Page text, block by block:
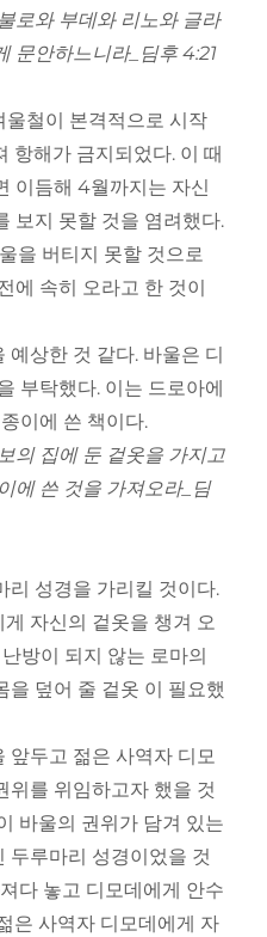
로와 부데와 리노와 글라
문안하느니라_딤후 4:21
철이 본격적으로 시작
항해가 금지되었다. 이 때
이듬해 4월까지는 자신
보지 못할 것을 염려했다.
을 버티지 못할 것으로
에 속히 오라고 한 것이
상한 것 같다. 바울은 디
부탁했다. 이는 드로아에
이에 쓴 책이다.
의 집에 둔 겉옷을 가지고
에 쓴 것을 가져오라_딤
리 성경을 가리킬 것이다.
자신의 겉옷을 챙겨 오
방이 되지 않는 로마의
을 덮어 줄 겉옷 이 필요했
앞두고 젊은 사역자 디모
위를 위임하고자 했을 것
바울의 권위가 담겨 있는
두루마리 성경이었을 것
다 놓고 디모데에게 안수
은 사역자 디모데에게 자